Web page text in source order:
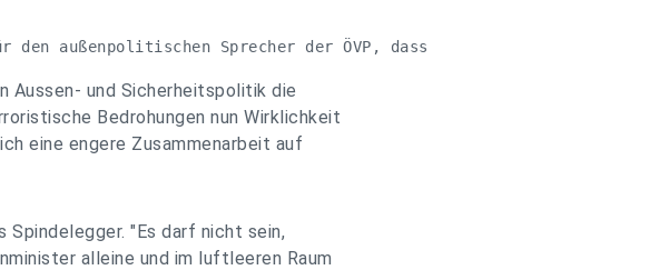
außenpolitischen Sprecher der ÖVP, dass
Aussen- und Sicherheitspolitik die
Bedrohungen nun Wirklichkeit
eine engere Zusammenarbeit auf
Spindelegger. "Es darf nicht sein,
alleine und im luftleeren Raum